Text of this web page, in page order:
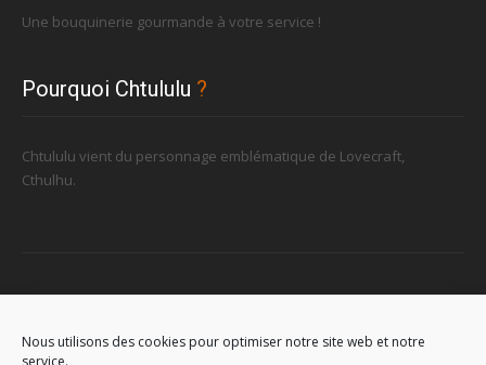
Nous utilisons des cookies pour optimiser notre site web et notre
service.
Une bouquinerie gourmande à votre service !
Pourquoi Chtululu ?
Chtululu vient du personnage emblématique de Lovecraft,
Cthulhu.